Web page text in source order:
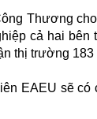
Thương
cả hai
thị trường
EAEU sẽ